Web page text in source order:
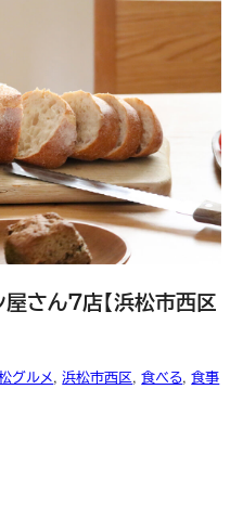
さん７店【浜松市西区
グルメ, 浜松市西区, 食べる, 食事